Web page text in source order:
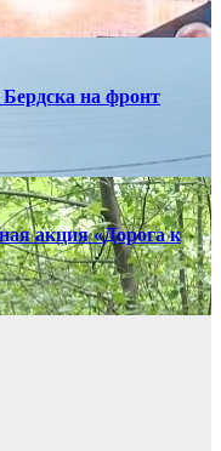
на фронт
акция «Дорога к